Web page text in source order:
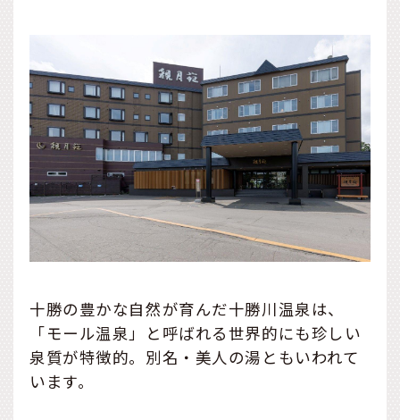
十勝の豊かな自然が育んだ十勝川温泉は、
「モール温泉」と呼ばれる世界的にも珍しい
泉質が特徴的。別名・美人の湯ともいわれて
います。